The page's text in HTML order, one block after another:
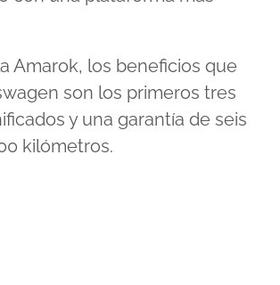
Amarok, los beneficios que
son los primeros tres
y una garantía de seis
kilómetros.